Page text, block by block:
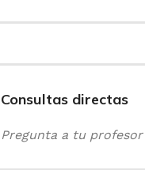
Consultas directas
Pregunta a tu profesor